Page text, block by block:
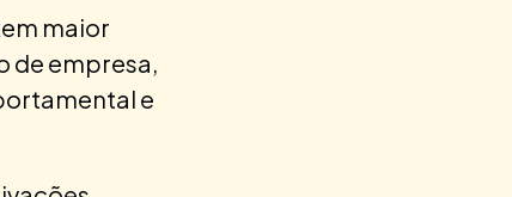
maior
de empresa,
e